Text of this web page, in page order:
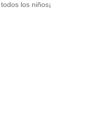
los niños¡